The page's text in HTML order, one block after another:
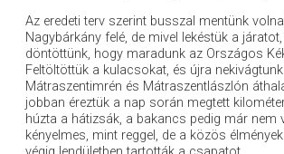
Az eredeti terv szerint busszal mentünk
Nagybárkány felé, de mivel lekéstük a
döntöttünk, hogy maradunk az Országos
Feltöltöttük a kulacsokat, és újra
Mátraszentimrén és Mátraszentlászlón
jobban éreztük a nap során megtett
húzta a hátizsák, a bakancs pedig már nem
kényelmes, mint reggel, de a közös